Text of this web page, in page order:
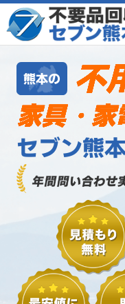
熊本の 不
家具・家
セブン熊